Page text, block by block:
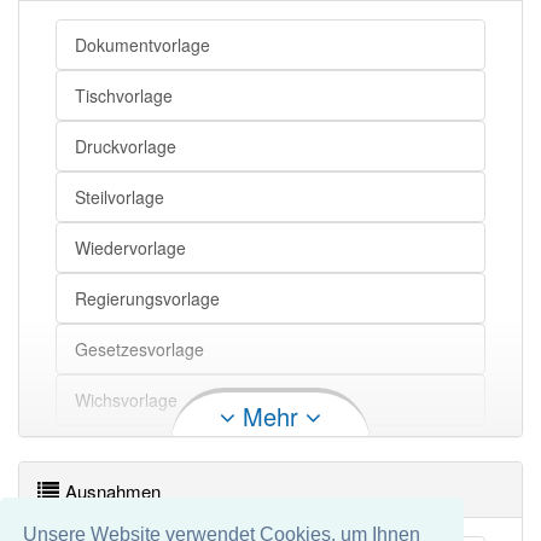
Unsere Website verwendet Cookies, um Ihnen
Sujet
Druckvorlage
Anfertigung
Erstellung
Ballspiel
Bearbeitung
Dokumentvorlage
Tischvorlage
Druckvorlage
Steilvorlage
Wiedervorlage
Regierungsvorlage
Gesetzesvorlage
Wichsvorlage
Junktimsvorlage
Mehr
Ausnahmen